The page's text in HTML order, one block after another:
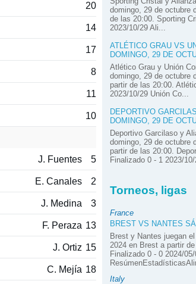
20
14
17
8
11
10
J. Fuentes 5
E. Canales 2
J. Medina 3
F. Peraza 13
J. Ortiz 15
C. Mejía 18
domingo, 29 de octubre
de las 20:00. Sporting
2023/10/29 Ali...
ATLÉTICO GRAU VS
DOMINGO, 29 DE
Atlético Grau y Unión
domingo, 29 de octubre
partir de las 20:00.
2023/10/29 Unión Co...
DEPORTIVO
DOMINGO, 29 DE
Deportivo Garcilaso y
domingo, 29 de octubre
partir de las 20:00.
Finalizado 0 - 1 2023/
Torneos, ligas
France
BREST VS NANTES
Brest y Nantes juegan
2024 en Brest a partir
Finalizado 0 - 0 2024/
Italy